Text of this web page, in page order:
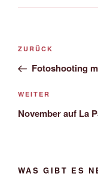
Beitrags-
Vorheriger
Beitrag
ZURÜCK
Fotoshooting
Nächster
Beitrag
WEITER
November auf La
WAS GIBT ES